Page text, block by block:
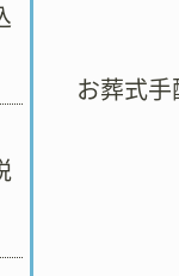
お葬式